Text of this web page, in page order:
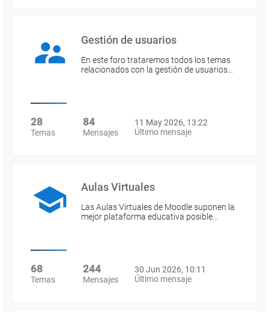
Gestión de usuarios
En este foro trataremos todos los temas
relacionados con la gestión de usuarios…
28
Temas
84
Mensajes
11 May 2026, 13:22
Último mensaje
Aulas Virtuales
Las Aulas Virtuales de Moodle suponen la
mejor plataforma educativa posible…
68
Temas
244
Mensajes
30 Jun 2026, 10:11
Último mensaje